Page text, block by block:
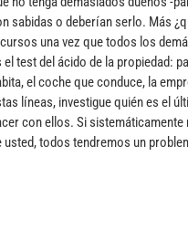
sabidas o deberían serlo. Más
una vez que todos los
el test del ácido de la propiedad:
el coche que conduce, la
líneas, investigue quién es el
con ellos. Si
usted, todos tendremos un